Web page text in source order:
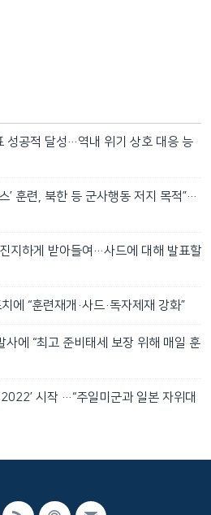
성공적 달성…역내 위기 상호 대응 능
’ 훈련, 북한 등 군사행동 저지 목적”…
지하게 받아들여…사드에 대해 발표할
에 “훈련재개·사드·독자제재 강화”
사에 “최고 준비태세 보장 위해 매일 훈
시작 …“주일미군과 일본 자위대